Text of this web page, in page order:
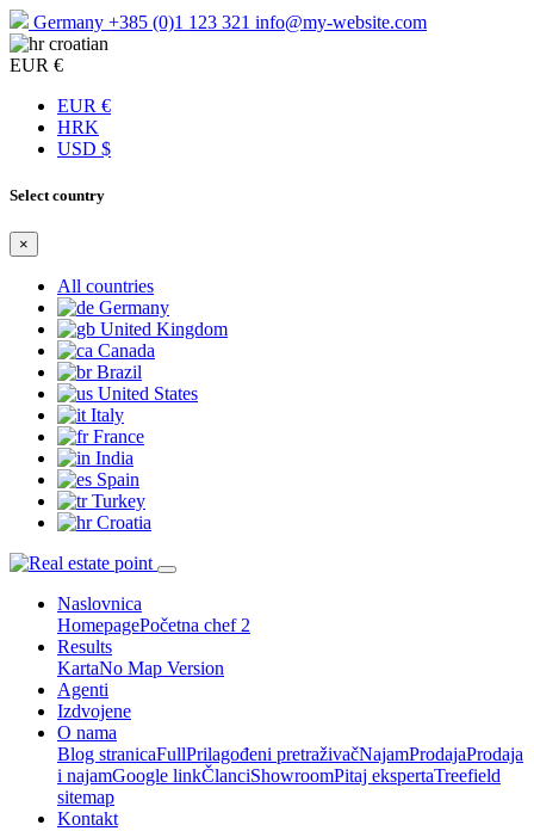
Germany +385 (0)1 123 321 info@my-website.com
croatian
EUR €
EUR €
HRK
USD $
Select country
×
All countries
Germany
United Kingdom
Canada
Brazil
United States
Italy
France
India
Spain
Turkey
Croatia
Naslovnica
HomepagePočetna chef 2
Results
KartaNo Map Version
Agenti
Izdvojene
O nama
Blog stranicaFullPrilagođeni pretraživačNajamProdajaProdaja
i najamGoogle linkČlanciShowroomPitaj ekspertaTreefield
sitemap
Kontakt